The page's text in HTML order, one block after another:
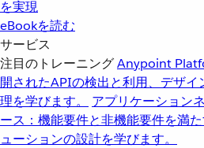
を実現
eBookを読む
サービス
注目のトレーニングAnypoint
開されたAPIの検出と利用、デザ
理を学びます。
アプリケーション
ース：機能要件と非機能要件を満
ューションの設計を学びます。